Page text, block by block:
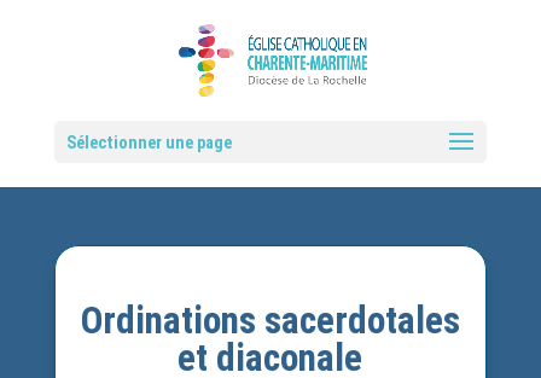
Sélectionner une page
Ordinations sacerdotales
et diaconale